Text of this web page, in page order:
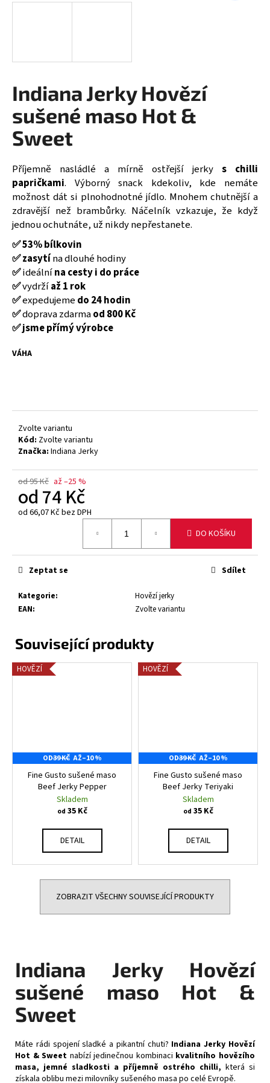
Indiana Jerky Hovězí
sušené maso Hot &
Sweet
Příjemně nasládlé a mírně ostřejší jerky s chilli
papričkami. Výborný snack kdekoliv, kde nemáte
možnost dát si plnohodnotné jídlo. Mnohem chutnější a
zdravější než brambůrky. Náčelník vzkazuje, že když
jednou ochutnáte, už nikdy nepřestanete.
✅ 53% bílkovin
✅ zasytína dlouhé hodiny
✅ideálnína cesty i do práce
✅vydržíaž 1 rok
✅expedujemedo 24 hodin
✅doprava zdarmaod 800 Kč
✅ jsme přímý výrobce
VÁHA
Zvolte variantu
Kód: Zvolte variantu
Značka: Indiana Jerky
od 95 Kč až –25 %
od74 Kč
od 66,07 Kčbez DPH
DO KOŠÍKU
Kategorie:
Hovězí jerky
EAN: Zvolte variantu
Zeptat se Sdílet
Indiana Jerky Hovězí
sušené maso Hot &
Sweet
Máte rádi spojení sladké a pikantní chuti? Indiana Jerky Hovězí
Hot & Sweet nabízí jedinečnou kombinaci kvalitního hovězího
masa, jemné sladkosti a příjemně ostrého chilli, která si
získala oblibu mezi milovníky sušeného masa po celé Evropě.
HOVĚZÍ
OD39 KČ AŽ–10 %
Fine Gusto sušené maso
Beef Jerky Pepper
Skladem
od 35 Kč
DETAIL
HOVĚZÍ
OD39 KČ AŽ–10 %
Fine Gusto sušené maso
Beef Jerky Teriyaki
Skladem
od 35 Kč
DETAIL
ZOBRAZIT VŠECHNY SOUVISEJÍCÍ PRODUKTY
t
D
o
p
o
r
u
č
u
j
e
m
MASO
LESS
SALT
25G
74
Kč
Původně:
95
Kč